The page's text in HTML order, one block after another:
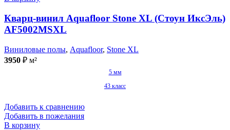
Кварц-винил Aquafloor Stone XL (Стоун ИксЭль)
AF5002MSXL
Виниловые полы, Aquafloor, Stone XL
3950 ₽ м²
5 мм
43 класс
Добавить к сравнению
Добавить в пожелания
В корзину